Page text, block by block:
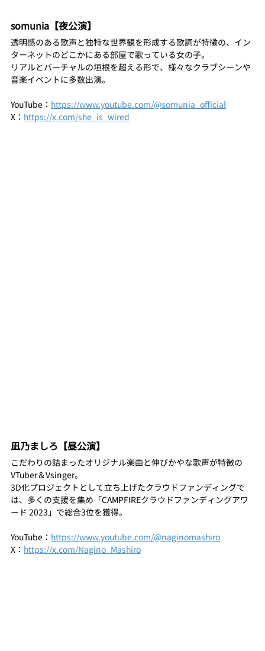
somunia【夜公演】
透明感のある歌声と独特な世界観を形成する歌詞が特徴の、イン
ターネットのどこかにある部屋で歌っている女の子。
リアルとバーチャルの垣根を超える形で、様々なクラブシーンや
音楽イベントに多数出演。
YouTube： https://www.youtube.com/@somunia_official
X： https://x.com/she_is_wired
凪乃ましろ【昼公演】
こだわりの詰まったオリジナル楽曲と伸びかやな歌声が特徴の
VTuber＆Vsinger。
3D化プロジェクトとして立ち上げたクラウドファンディングで
は、多くの支援を集め「CAMPFIREクラウドファンディングアワ
ード 2023」で総合3位を獲得。
YouTube： https://www.youtube.com/@naginomashiro
X： https://x.com/Nagino_Mashiro